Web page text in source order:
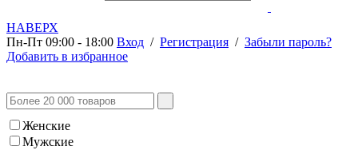
НАВЕРХ
Пн-Пт 09:00 - 18:00 Вход / Регистрация / Забыли пароль?
Добавить в избранное
Женские
Мужские